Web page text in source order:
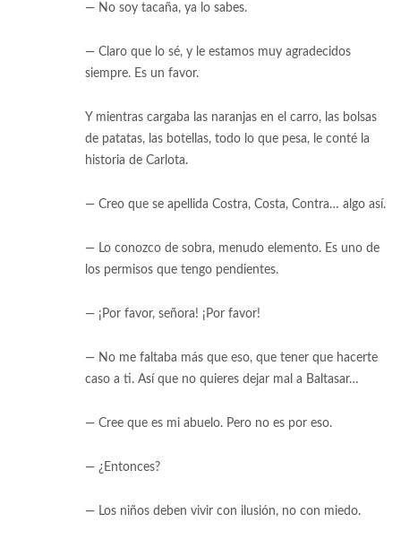
— No soy tacaña, ya lo sabes.
— Claro que lo sé, y le estamos muy agradecidos
siempre. Es un favor.
Y mientras cargaba las naranjas en el carro, las bolsas
de patatas, las botellas, todo lo que pesa, le conté la
historia de Carlota.
— Creo que se apellida Costra, Costa, Contra… algo así.
— Lo conozco de sobra, menudo elemento. Es uno de
los permisos que tengo pendientes.
— ¡Por favor, señora! ¡Por favor!
— No me faltaba más que eso, que tener que hacerte
caso a ti. Así que no quieres dejar mal a Baltasar…
— Cree que es mi abuelo. Pero no es por eso.
— ¿Entonces?
— Los niños deben vivir con ilusión, no con miedo.